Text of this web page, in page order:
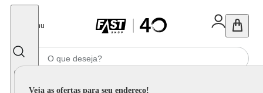
Menu
Veja as ofertas para seu endereço!